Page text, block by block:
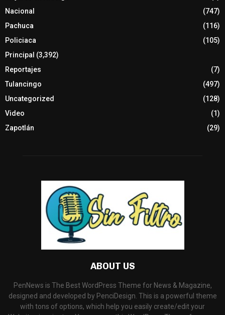
Nacional
(747)
Pachuca
(116)
Policiaca
(105)
Principal (3,392)
Reportajes
(7)
Tulancingo
(497)
Uncategorized
(128)
Video
(1)
Zapotlán
(29)
ABOUT US
PenNews is The Best WordPress Theme for News & Magazine,
designed and developed by PenciDesign. This is a powerful theme
with tons of options, which help you easily create/edit your